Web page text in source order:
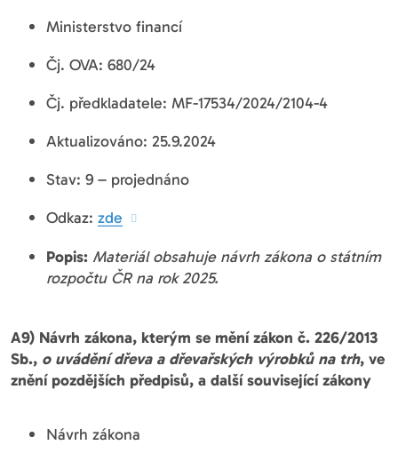
Ministerstvo financí
Čj. OVA: 680/24
Čj. předkladatele: MF-17534/2024/2104-4
Aktualizováno: 25.9.2024
Stav: 9 – projednáno
Odkaz: zde
Popis: Materiál obsahuje návrh zákona o státním
rozpočtu ČR na rok 2025.
A9) Návrh zákona, kterým se mění zákon č. 226/2013
Sb., o uvádění dřeva a dřevařských výrobků na trh, ve
znění pozdějších předpisů, a další související zákony
Návrh zákona